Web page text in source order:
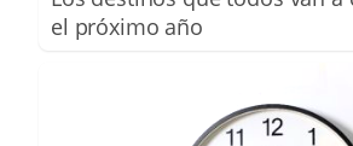
el próximo año